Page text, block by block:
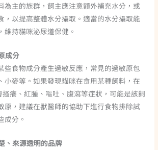
為主的族群，飼主應注意額外補充水分，或
，以提高整體水分攝取。適當的水分攝取能
維持貓咪泌尿道保健。
成分
些食物成分產生過敏反應，常見的過敏原包
小麥等。如果發現貓咪在食用某種飼料，在
癢、紅腫、嘔吐、腹瀉等症狀，可能是該飼
原，建議在獸醫師的協助下進行食物排除試
成分。
、來源透明的品牌